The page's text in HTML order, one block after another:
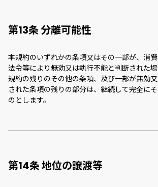
第13条 分離可能性
本規約のいずれかの条項又はその一部が、消
法令等により無効又は執行不能と判断された
規約の残りのその他の条項、及び一部が無効
された条項の残りの部分は、継続して完全に
のとします。
第14条 地位の譲渡等